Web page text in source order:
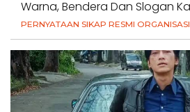
Warna, Bendera Dan Slogan
PERNYATAAN SIKAP RESMI ORGANISASI